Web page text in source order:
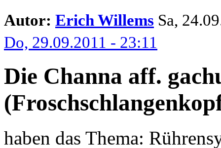
Autor: Erich Willems Sa,
Do, 29.09.2011 - 23:11
Die Channa aff.
haben das Thema: